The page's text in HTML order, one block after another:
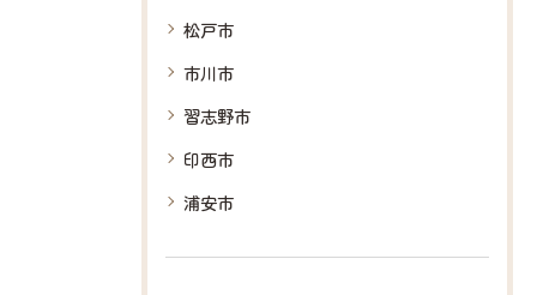
松戸市
市川市
習志野市
印西市
浦安市